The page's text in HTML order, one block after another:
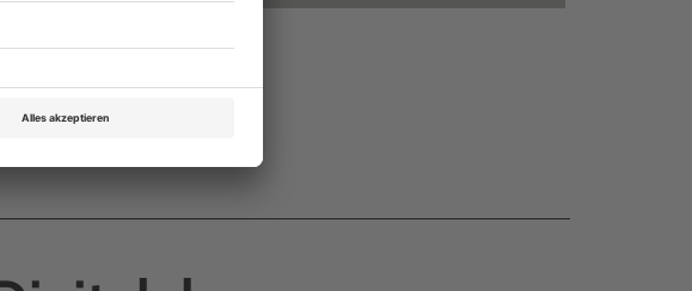
Eine